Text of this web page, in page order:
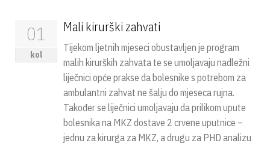
01
kol
Mali kirurški zahvati
Tijekom ljetnih mjeseci obustavljen je program
malih kirurških zahvata te se umoljavaju nadležni
liječnici opće prakse da bolesnike s potrebom za
ambulantni zahvat ne šalju do mjeseca rujna.
Također se liječnici umoljavaju da prilikom upute
bolesnika na MKZ dostave 2 crvene uputnice –
jednu za kirurga za MKZ, a drugu za PHD analizu